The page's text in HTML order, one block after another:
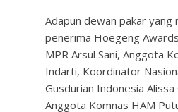
Adapun dewan pakar yang
penerima Hoegeng
MPR Arsul Sani, Anggota
Indarti, Koordinator
Gusdurian Indonesia
Anggota Komnas HAM